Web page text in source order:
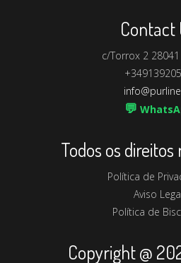
Contact
c/Torrox 2
💬
Todos os direitos
Política de
Aviso
Política de
Copyright @